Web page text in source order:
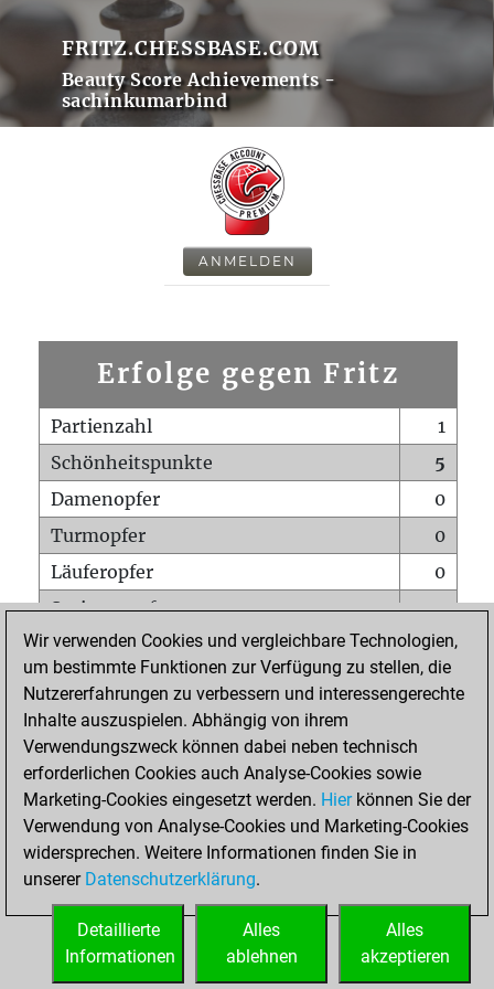
FRITZ.CHESSBASE.COM
Beauty Score Achievements -
sachinkumarbind
ANMELDEN
Erfolge gegen Fritz
Partienzahl
1
Schönheitspunkte
5
Damenopfer
0
Turmopfer
0
Läuferopfer
0
Springeropfer
0
Bauernopfer
0
Matt auf vollem Brett
0
Bauer setzt Matt
Erstickte Matts
Unterverwandlungen
0
Türme auf der siebten
0
STARTSEITE
Wir verwenden Cookies und vergleichbare Technologien,
um bestimmte Funktionen zur Verfügung zu stellen, die
Nutzererfahrungen zu verbessern und interessengerechte
Inhalte auszuspielen. Abhängig von ihrem
Verwendungszweck können dabei neben technisch
erforderlichen Cookies auch Analyse-Cookies sowie
Marketing-Cookies eingesetzt werden. Hierkönnen Sie der
Verwendung von Analyse-Cookies und Marketing-Cookies
widersprechen. Weitere Informationen finden Sie in
unserer Datenschutzerklärung.
Alles
akzeptieren
Alles
ablehnen
Detaillierte
Informationen